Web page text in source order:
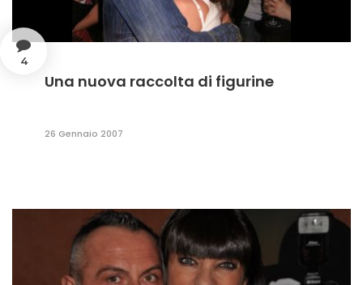
4
Una nuova raccolta di figurine
26 Gennaio 2007